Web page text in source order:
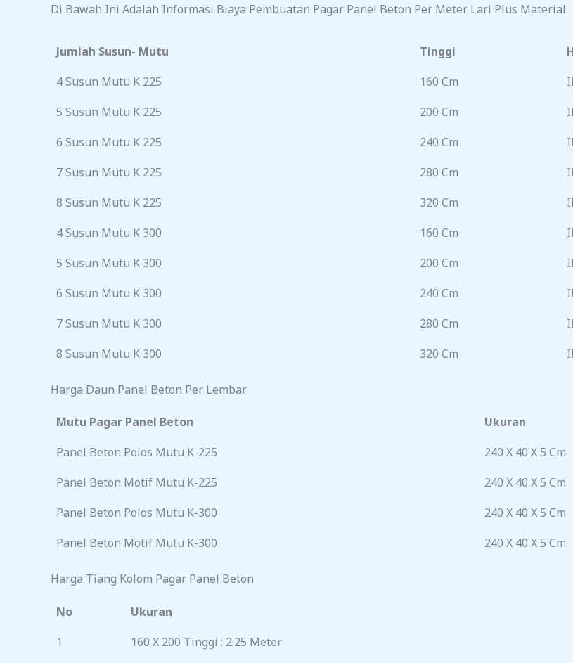
Di Bawah Ini Adalah Informasi Biaya Pembuatan Pagar Panel Beton Per Meter Lari Plus Material.
Jumlah Susun- Mutu Tinggi
4 Susun Mutu K 225
160 Cm
5 Susun Mutu K 225
200 Cm
6 Susun Mutu K 225
240 Cm
7 Susun Mutu K 225
280 Cm
8 Susun Mutu K 225
320 Cm
4 Susun Mutu K 300
160 Cm
5 Susun Mutu K 300
200 Cm
6 Susun Mutu K 300
240 Cm
7 Susun Mutu K 300
280 Cm
8 Susun Mutu K 300
320 Cm
Harga Daun Panel Beton Per Lembar
Mutu Pagar Panel Beton Ukuran
Panel Beton Polos Mutu K-225
240 X 40 X 5 Cm
Panel Beton Motif Mutu K-225
240 X 40 X 5 Cm
Panel Beton Polos Mutu K-300
240 X 40 X 5 Cm
Panel Beton Motif Mutu K-300
240 X 40 X 5 Cm
Harga Tiang Kolom Pagar Panel Beton
No Ukuran
1
160 X 200 Tinggi : 2.25 Meter